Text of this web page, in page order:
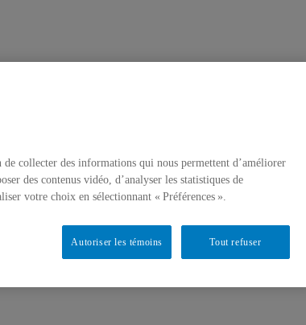
collecter des informations qui nous permettent d’améliorer
des contenus vidéo, d’analyser les statistiques de
votre choix en sélectionnant « Préférences ».
Tout refuser
Autoriser les témoins